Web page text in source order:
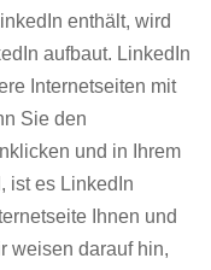
enthält, wird
aufbaut. LinkedIn
Internetseiten mit
Sie den
und in Ihrem
ist es LinkedIn
Ihnen und
weisen darauf hin,